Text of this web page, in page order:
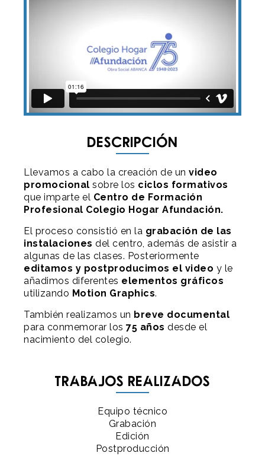
Descripción
Llevamos a cabo la creación de un video
promocional sobre los ciclos formativos
que imparte el Centro de Formación
Profesional Colegio Hogar Afundación.
El proceso consistió en la grabación de las
instalaciones del centro, además de asistir a
algunas de las clases. Posteriormente
editamos y postproducimos el video y le
añadimos diferentes elementos gráficos
utilizando Motion Graphics.
También realizamos un breve documental
para conmemorar los 75 años desde el
nacimiento del colegio.
Trabajos realizados
Equipo técnico
Grabación
Edición
Postproducción